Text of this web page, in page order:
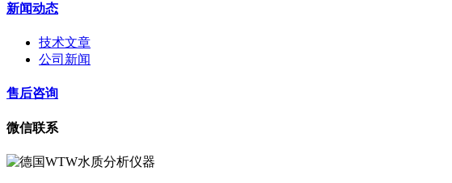
新闻动态
技术文章
公司新闻
售后咨询
微信联系